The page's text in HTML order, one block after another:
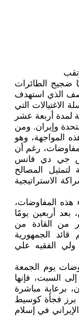
ضجيج الطائرات
الذي استهدف
التي
لمدة أربعة عشر
وإيران. ومن
المواجهة، وهو
رغم أن
جي دي فانس
لتمثيل المصالح
الاستراتيجية
هذه المفاوضات،
بعد أربعين يومًا
من القادة من
قائد الجمهورية
ولي الفقيه علي
يوم الجمعة
السبت، فإنها
برعاية مباشرة
برز فجأة كوسيط
في إسلام